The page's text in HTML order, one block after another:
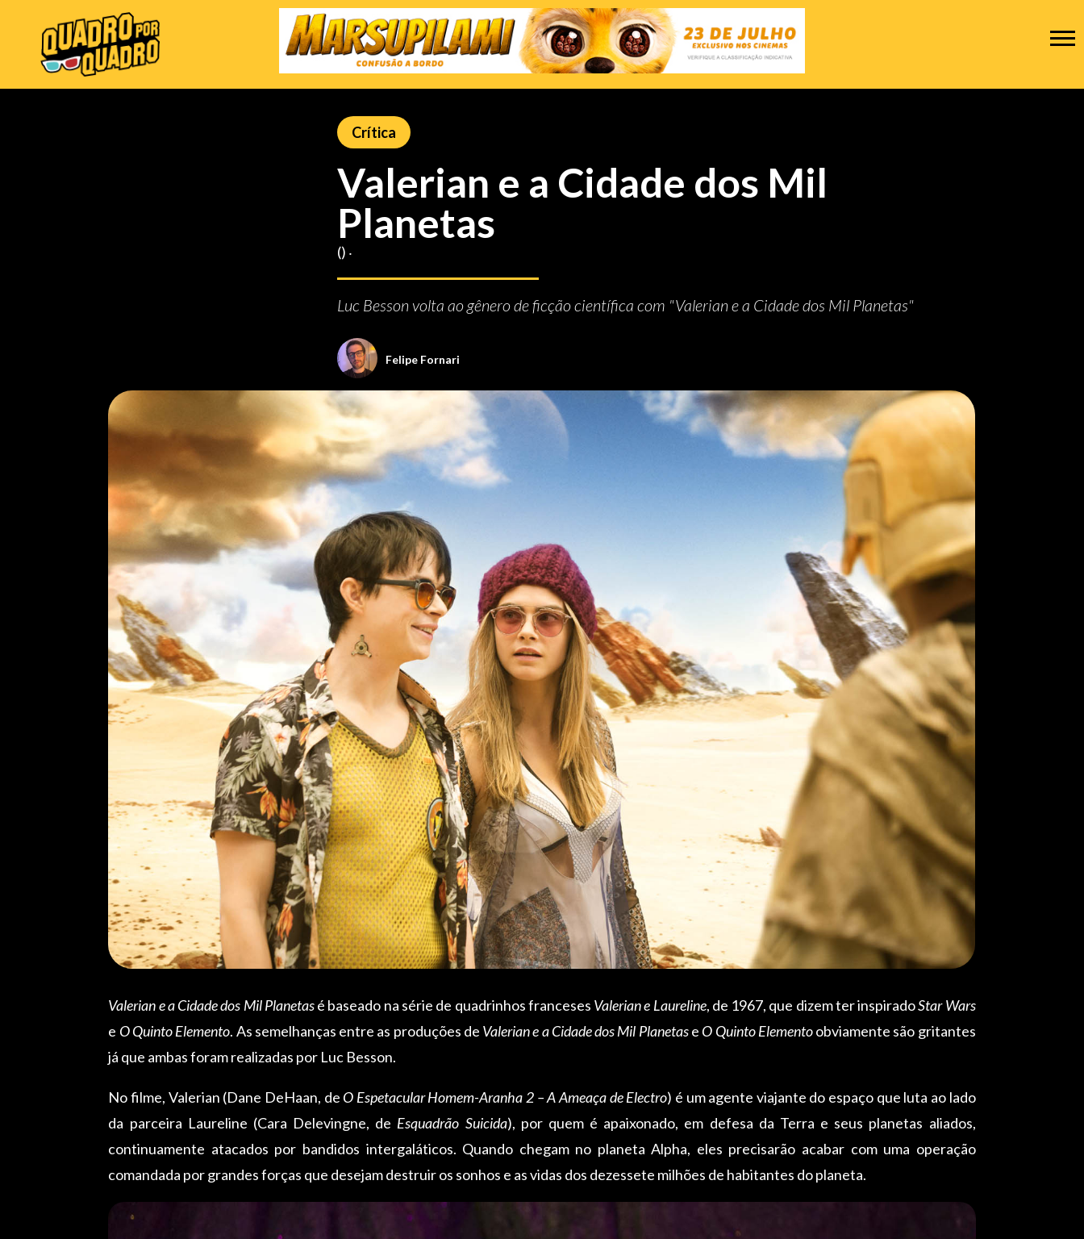
Crítica
Valerian e a Cidade dos Mil
Planetas
() ‧
Luc Besson volta ao gênero de ficção científica com "Valerian e a Cidade dos Mil Planetas"
Felipe Fornari
Valerian e a Cidade dos Mil Planetasé baseado na série de quadrinhos franceses Valerian e Laureline, de 1967, que dizem ter inspiradoStar Wars
e O Quinto Elemento. As semelhanças entre as produções de Valerian e a Cidade dos Mil Planetase O Quinto Elementoobviamente são gritantes
já que ambas foram realizadas por Luc Besson.
No filme, Valerian (Dane DeHaan, de O Espetacular Homem-Aranha 2 – A Ameaça de Electro) é um agente viajante do espaço que luta ao lado
da parceira Laureline (Cara Delevingne, de Esquadrão Suicida), por quem é apaixonado, em defesa da Terra e seus planetas aliados,
continuamente atacados por bandidos intergaláticos. Quando chegam no planeta Alpha, eles precisarão acabar com uma operação
comandada por grandes forças que desejam destruir os sonhos e as vidas dos dezessete milhões de habitantes do planeta.